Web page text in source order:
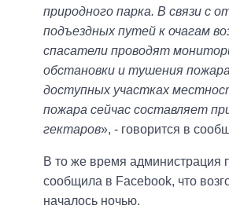
природного парка. В связи с
подъездных путей к очагам
спасатели проводят
обстановки и тушения
доступных участках
пожара сейчас составляет
гектаров», - говорится в
В то же время администрация
сообщила в Facebook, что
началось ночью.